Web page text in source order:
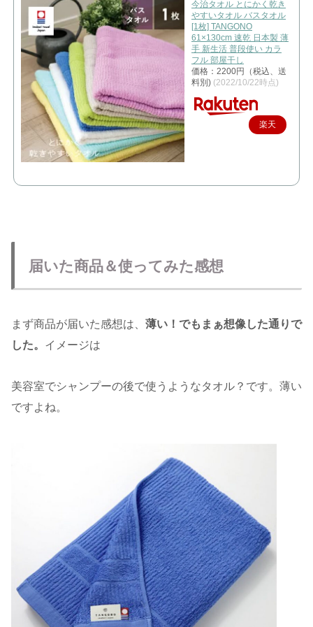
今治タオル とにかく乾き
やすいタオル バスタオル
[1枚] TANGONO
61×130cm 速乾 日本製 薄
手 新生活 普段使い カラ
フル 部屋干し
価格：2200円（税込、送
料別) (2022/10/22時点)
楽天
届いた商品＆使ってみた感想
まず商品が届いた感想は、 薄い！でもまぁ想像した通りで
した。 イメージは
美容室でシャンプーの後で使うようなタオル？です。薄い
ですよね。